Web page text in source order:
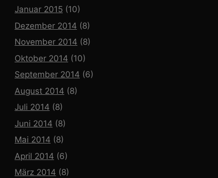
Januar 2015 (10)
Dezember 2014 (8)
November 2014 (8)
Oktober 2014 (10)
September 2014 (6)
August 2014 (8)
Juli 2014 (8)
Juni 2014 (8)
Mai 2014 (8)
April 2014 (6)
März 2014 (8)